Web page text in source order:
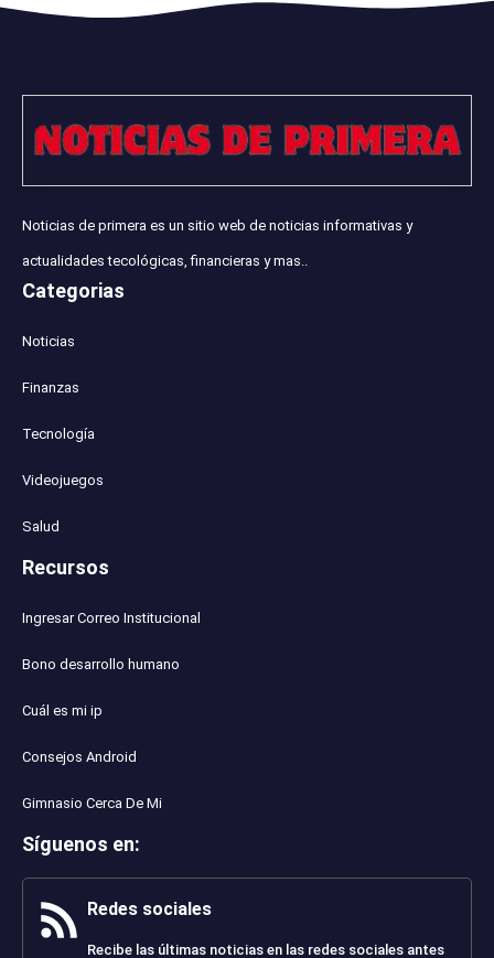
Noticias de primera es un sitio web de noticias informativas y
actualidades tecológicas, financieras y mas..
Categorias
Noticias
Finanzas
Tecnología
Videojuegos
Salud
Recursos
Ingresar Correo Institucional
Bono desarrollo humano
Cuál es mi ip
Consejos Android
Gimnasio Cerca De Mi
Síguenos en:
Redes sociales
Recibe las últimas noticias en las redes sociales antes